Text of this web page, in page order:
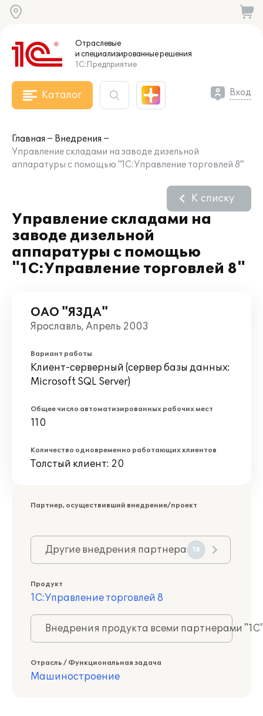
Отраслевые
и специализированныерешения
1С:Предприятие
Каталог Вход
Главная
Внедрения
Управление складами на заводе дизельной
аппаратуры с помощью "1С:Управление торговлей 8"
Управление складами на
заводе дизельной
аппаратуры с помощью
"1С:Управление торговлей 8"
К списку
ОАО "ЯЗДА"
Ярославль, Апрель 2003
Вариант работы
Клиент-серверный (сервер базы данных:
Microsoft SQL Server)
Общее число автоматизированных рабочих мест
110
Количество одновременно работающих клиентов
Толстый клиент: 20
Партнер, осуществивший внедрение/проект
Другие внедрения партнера 18
Продукт
1С:Управление торговлей 8
Внедрения продукта всеми партнерами
Отрасль / Функциональная задача
Машиностроение